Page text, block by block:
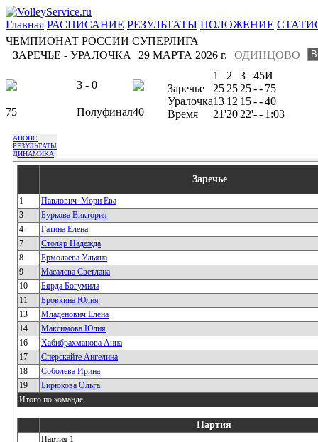
Главная РАСПИСАНИЕ РЕЗУЛЬТАТЫ ПОЛОЖЕНИЕ
ЧЕМПИОНАТ РОССИИ СУПЕРЛИГА
ЗАРЕЧЬЕ - УРАЛОЧКА
ОДИНЦОВО
29 МАРТА 2026 г.
3 - 0
75 Полуфинал40
1 2 3 45И
Заречье
25 25 25-- 75
Уралочка13 12 15--40
Время
21'20'22'-- 1:03
АНОНС
РЕЗУЛЬТАТЫ
ДИНАМИКА
Заречье
1
Павлович_Мори Ева
3
Буркова Виктория
4
Гатина Елена
7
Столяр Надежда
8
Ермолаева Ульяна
9
Масалева Светлана
10
Бярда Богумила
11
Бровкина Юлия
13
Младенович Елена
14
Максимова Юлия
16
Хабибрахманова Анна
17
Сперскайте Ангелина
18
Соболева Ирина
19
Бирюкова Ольга
Итого по команде
Партия
Партия 1